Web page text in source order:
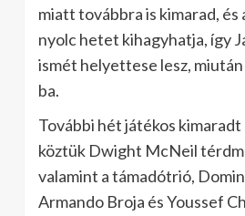
miatt továbbra is kimarad, és
nyolc hetet kihagyhatja, így
ismét helyettese lesz,
ba.
További hét játékos kimaradt
köztük Dwight McNeil
valamint a támadótrió,
Armando Broja és Youssef